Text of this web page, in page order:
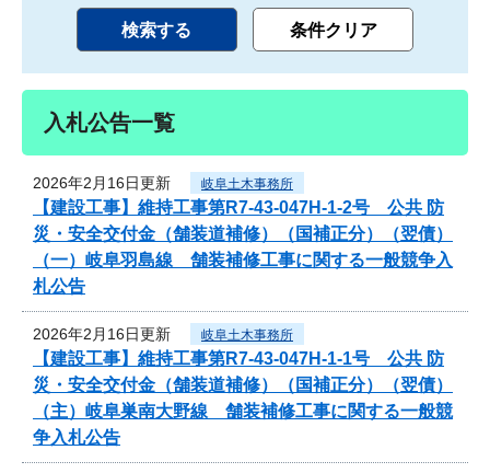
入札公告一覧
2026年2月16日更新 岐阜土木事務所
【建設工事】維持工事第R7-43-047H-1-2号 公共 防
災・安全交付金（舗装道補修）（国補正分）（翌債）
（一）岐阜羽島線 舗装補修工事に関する一般競争入
札公告
2026年2月16日更新 岐阜土木事務所
【建設工事】維持工事第R7-43-047H-1-1号 公共 防
災・安全交付金（舗装道補修）（国補正分）（翌債）
（主）岐阜巣南大野線 舗装補修工事に関する一般競
争入札公告